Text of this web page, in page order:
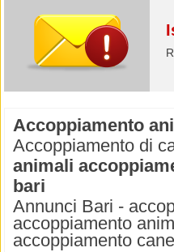
Accoppiamento
Accoppiamento di
animali
bari
Annunci Bari -
accoppiamento
accoppiamento